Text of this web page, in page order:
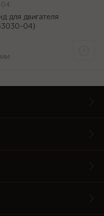
для двигателя
04}